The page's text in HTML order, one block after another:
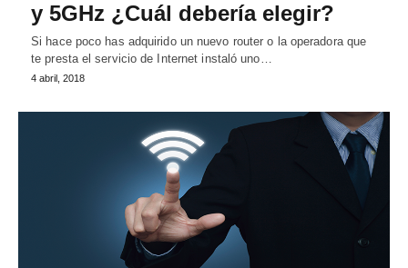
y 5GHz ¿Cuál debería elegir?
Si hace poco has adquirido un nuevo router o la operadora que
te presta el servicio de Internet instaló uno…
4 abril, 2018